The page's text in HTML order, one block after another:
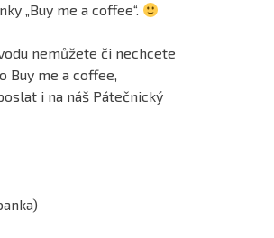
„Buy me a coffee“.
nemůžete či nechcete
Buy me a coffee,
i na náš Pátečnický